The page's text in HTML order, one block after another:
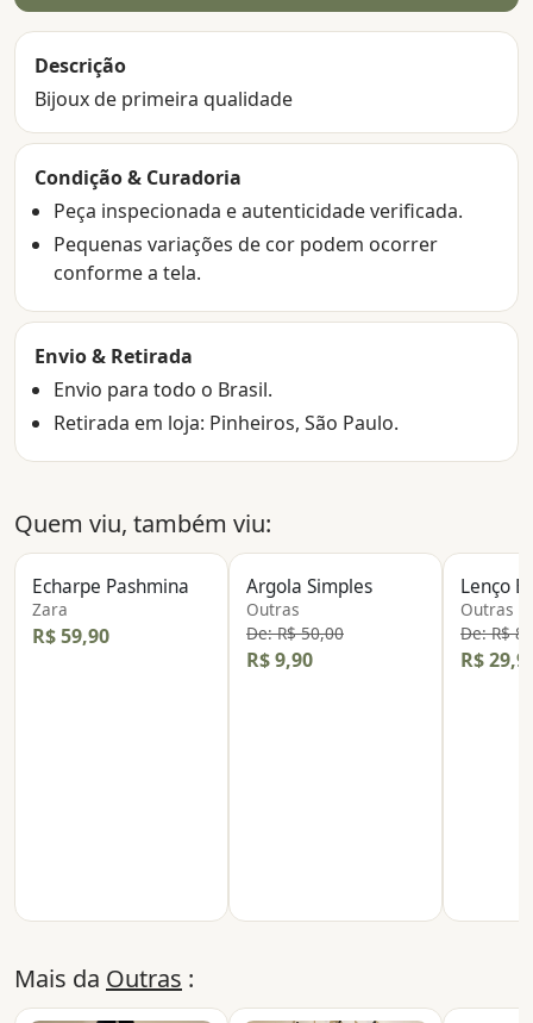
Descrição
Bijoux de primeira qualidade
Condição & Curadoria
Peça inspecionada e autenticidade verificada.
Pequenas variações de cor podem ocorrer
conforme a tela.
Envio & Retirada
Envio para todo o Brasil.
Retirada em loja: Pinheiros, São Paulo.
Quem viu, também viu:
Echarpe Pashmina
Zara
R$ 59,90
Argola Simples
Outras
De: R$ 50,00
R$ 9,90
Lenço
Outras
De: R$
R$
Mais da Outras :